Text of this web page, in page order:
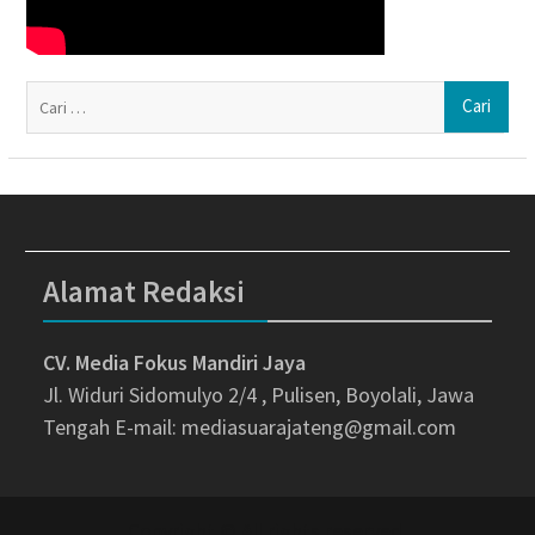
Alamat Redaksi
CV. Media Fokus Mandiri Jaya
Jl. Widuri Sidomulyo 2/4 , Pulisen, Boyolali, Jawa
Tengah E-mail: mediasuarajateng@gmail.com